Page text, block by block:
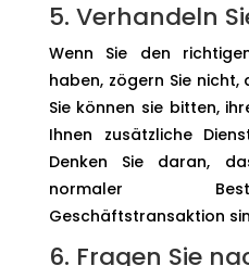
5. Verhandeln
Wenn Sie den
haben, zögern Sie nicht,
Sie können sie bitten,
Ihnen zusätzliche
Denken Sie daran,
normaler
Geschäftstransaktion
6. Fragen Sie